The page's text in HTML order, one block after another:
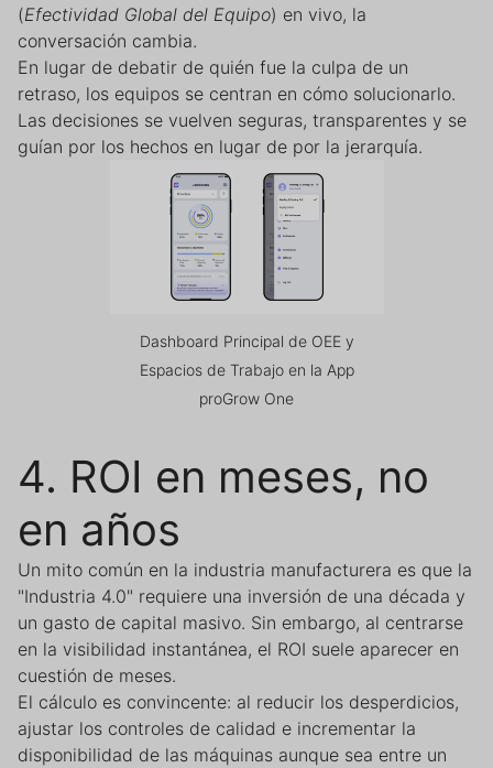
(Efectividad Global del Equipo) en vivo, la
conversación cambia.
En lugar de debatir de quién fue la culpa de un
retraso, los equipos se centran en cómo solucionarlo.
Las decisiones se vuelven seguras, transparentes y se
guían por los hechos en lugar de por la jerarquía.
Dashboard Principal de OEE y
Espacios de Trabajo en la App
proGrow One
4. ROI en meses, no
en años
Un mito común en la industria manufacturera es que la
"Industria 4.0" requiere una inversión de una década y
un gasto de capital masivo. Sin embargo, al centrarse
en la visibilidad instantánea, el ROI suele aparecer en
cuestión de meses.
El cálculo es convincente: al reducir los desperdicios,
ajustar los controles de calidad e incrementar la
disponibilidad de las máquinas aunque sea entre un